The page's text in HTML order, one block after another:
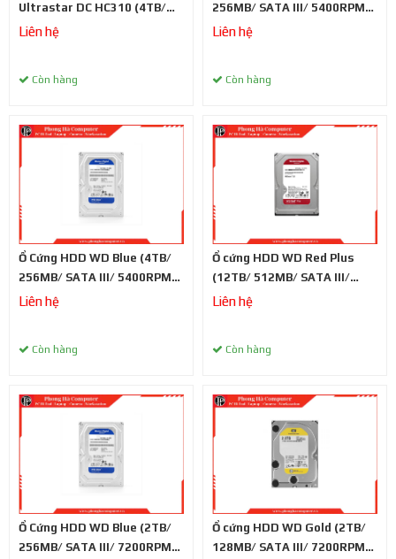
Ultrastar DC HC310 (4TB/
256MB/ SATA III/ 7200RPM/
Liên hệ
Còn hàng
256MB/ SATA III/ 5400RPM/
3.5 inch)
Liên hệ
Còn hàng
Ổ Cứng HDD WD Blue (4TB/
256MB/ SATA III/ 5400RPM/
3.5 inch)
Liên hệ
Còn hàng
Ổ cứng HDD WD Red Plus
(12TB/ 512MB/ SATA III/
7200RPM/ 3.5 inch)
Liên hệ
Còn hàng
Ổ Cứng HDD WD Blue (2TB/
256MB/ SATA III/ 7200RPM/
Ổ cứng HDD WD Gold (2TB/
128MB/ SATA III/ 7200RPM/